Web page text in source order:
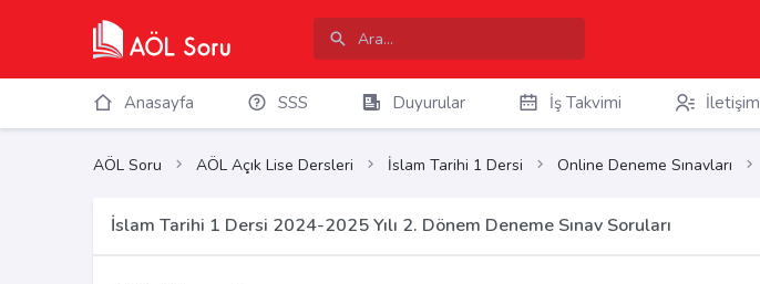
Anasayfa SSS Duyurular İş Takvimi İletişim
AÖL Soru AÖL Açık Lise Dersleri İslam Tarihi 1 Dersi Online Deneme Sınavları
İslam Tarihi 1 Dersi 2024-2025 Yılı 2. Dönem Deneme Sınav Soruları